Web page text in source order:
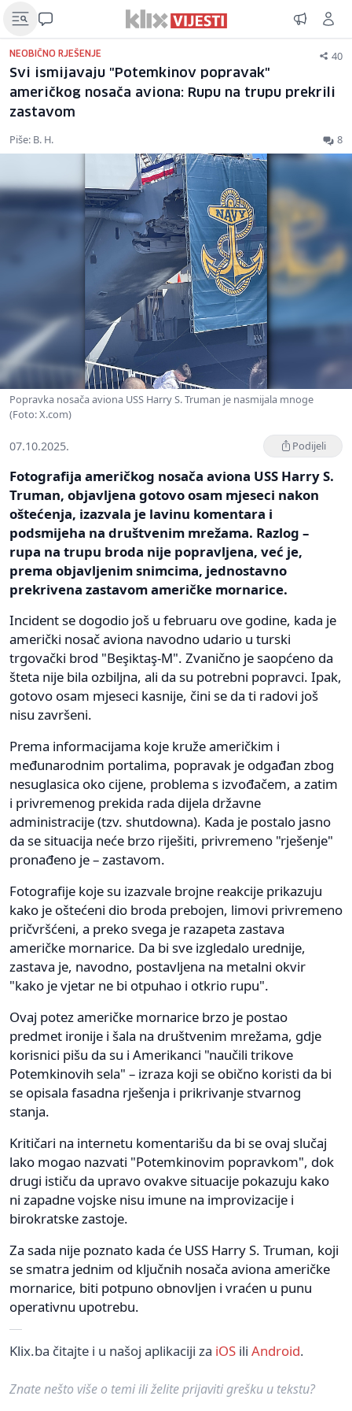
NEOBIČNO RJEŠENJE 40
Svi ismijavaju "Potemkinov popravak"
američkog nosača aviona: Rupu na trupu prekrili
zastavom
Piše: B. H. 8
Popravka nosača aviona USS Harry S. Truman je nasmijala mnoge
(Foto: X.com)
07.10.2025. Podijeli
Fotografija američkog nosača aviona USS Harry S.
Truman, objavljena gotovo osam mjeseci nakon
oštećenja, izazvala je lavinu komentara i
podsmijeha na društvenim mrežama. Razlog –
rupa na trupu broda nije popravljena, već je,
prema objavljenim snimcima, jednostavno
prekrivena zastavom američke mornarice.
Incident se dogodio još u februaru ove godine, kada je
američki nosač aviona navodno udario u turski
trgovački brod "Beşiktaş-M". Zvanično je saopćeno da
šteta nije bila ozbiljna, ali da su potrebni popravci. Ipak,
gotovo osam mjeseci kasnije, čini se da ti radovi još
nisu završeni.
Prema informacijama koje kruže američkim i
međunarodnim portalima, popravak je odgađan zbog
nesuglasica oko cijene, problema s izvođačem, a zatim
i privremenog prekida rada dijela državne
administracije (tzv. shutdowna). Kada je postalo jasno
da se situacija neće brzo riješiti, privremeno "rješenje"
pronađeno je – zastavom.
Fotografije koje su izazvale brojne reakcije prikazuju
kako je oštećeni dio broda prebojen, limovi privremeno
pričvršćeni, a preko svega je razapeta zastava
američke mornarice. Da bi sve izgledalo urednije,
zastava je, navodno, postavljena na metalni okvir
"kako je vjetar ne bi otpuhao i otkrio rupu".
Ovaj potez američke mornarice brzo je postao
predmet ironije i šala na društvenim mrežama, gdje
korisnici pišu da su i Amerikanci "naučili trikove
Potemkinovih sela" – izraza koji se obično koristi da bi
se opisala fasadna rješenja i prikrivanje stvarnog
stanja.
Kritičari na internetu komentarišu da bi se ovaj slučaj
lako mogao nazvati "Potemkinovim popravkom", dok
drugi ističu da upravo ovakve situacije pokazuju kako
ni zapadne vojske nisu imune na improvizacije i
birokratske zastoje.
Za sada nije poznato kada će USS Harry S. Truman, koji
se smatra jednim od ključnih nosača aviona američke
mornarice, biti potpuno obnovljen i vraćen u punu
operativnu upotrebu.
Klix.ba čitajte i u našoj aplikaciji za iOS ili Android.
Znate nešto više o temi ili želite prijaviti grešku u tekstu?